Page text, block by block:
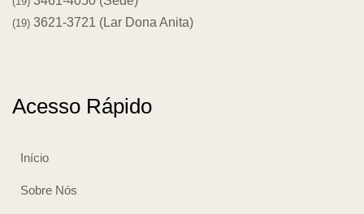
(19) 3621-3721 (Lar Dona Anita)
Acesso Rápido
Início
Sobre Nós